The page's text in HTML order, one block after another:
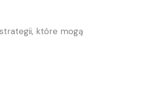
które mogą